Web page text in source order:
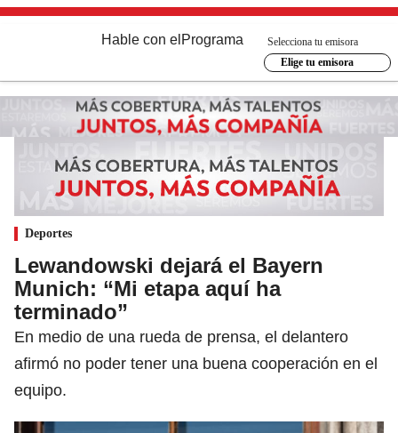
Hable con el Programa
Selecciona tu emisora
Elige tu emisora
Deportes
Lewandowski dejará el Bayern
Munich: “Mi etapa aquí ha
terminado”
En medio de una rueda de prensa, el delantero
afirmó no poder tener una buena cooperación en el
equipo.